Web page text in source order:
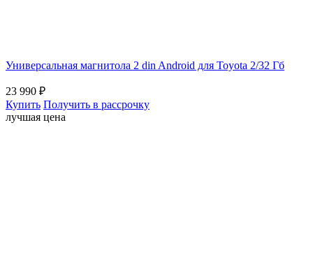
Универсальная магнитола 2 din Android для Toyota 2/32 Гб
23 990 ₽
Купить Получить в рассрочку
лучшая цена